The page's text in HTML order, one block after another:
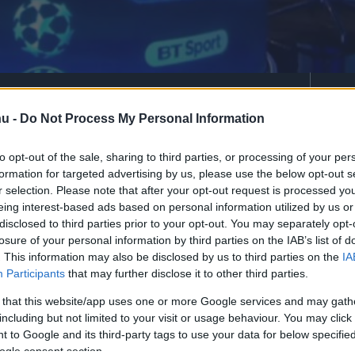
- Do Not Process My Personal Information
opt-out of the sale, sharing to third parties, or processing of your
for targeted advertising by us, please use the below opt-out
selection. Please note that after your opt-out request is processed
interest-based ads based on personal information utilized by us
to third parties prior to your opt-out. You may separately
of your personal information by third parties on the IAB’s list of
This information may also be disclosed by us to third parties on the
Participants that may further disclose it to other third parties.
that this website/app uses one or more Google services and may
but not limited to your visit or usage behaviour. You may
to Google and its third-party tags to use your data for below
consent section.
a viselkedésével.
kövess minket a Csakfoci Google News oldalán is!
felejthetetlen BL-nyolcaddöntőt (6-1)
Gary Linekerrel, Rio Ferdinanddal,
, amikor a katalánok a 95. percben
és továbbjutásukat jelentő hatodik